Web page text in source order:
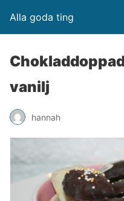
Alla goda ting
vanilj
hannah